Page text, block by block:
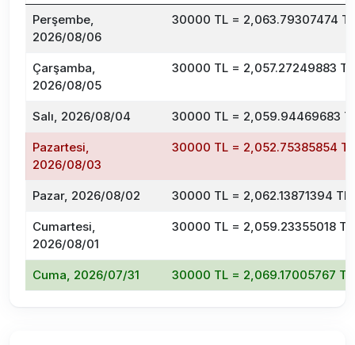
Perşembe,
2026/08/06
30000 TL = 2,063.79307474
Çarşamba,
2026/08/05
30000 TL = 2,057.27249883
Salı, 2026/08/04 30000 TL = 2,059.94469683
Pazartesi,
2026/08/03
30000 TL = 2,052.75385854
Pazar, 2026/08/02 30000 TL = 2,062.13871394
Cumartesi,
2026/08/01
30000 TL = 2,059.23355018
Cuma, 2026/07/31 30000 TL = 2,069.17005767